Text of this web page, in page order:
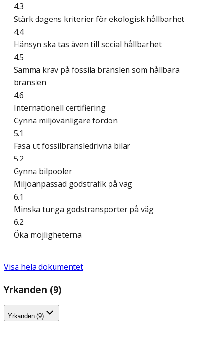
4.3
Stärk dagens kriterier för ekologisk hållbarhet
4.4
Hänsyn ska tas även till social hållbarhet
4.5
Samma krav på fossila bränslen som hållbara
bränslen
4.6
Internationell certifiering
Gynna miljövänligare fordon
5.1
Fasa ut fossilbränsledrivna bilar
5.2
Gynna bilpooler
Miljöanpassad godstrafik på väg
6.1
Minska tunga godstransporter på väg
6.2
Öka möjligheterna
Visa hela dokumentet
Yrkanden (9)
Yrkanden (9)